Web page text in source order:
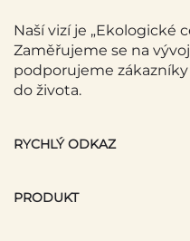
Naší vizí je „Ekologické
Zaměřujeme se na
podporujeme
do života.
RYCHLÝ ODKAZ
PRODUKT